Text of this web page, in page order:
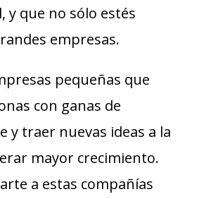
y que no sólo estés
empresas.
pequeñas que
con ganas de
y traer nuevas ideas a la
mayor crecimiento.
a estas compañías